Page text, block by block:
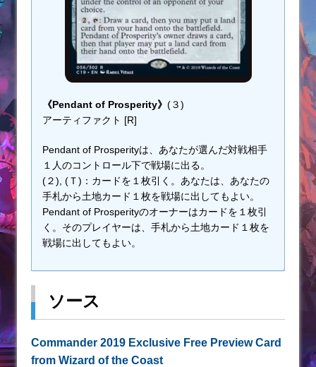
《Pendant of Prosperity》 (３)
アーティファクト [R]
Pendant of Prosperityは、あなたが選んだ対戦相手
１人のコントロール下で戦場に出る。
(２), (Ｔ)：カードを１枚引く。あなたは、あなたの
手札から土地カード１枚を戦場に出してもよい。
Pendant of Prosperityのオーナーはカードを１枚引
く。そのプレイヤーは、手札から土地カード１枚を
戦場に出してもよい。
ソース
Commander 2019 Exclusive Free Preview Card
from Wizard of the Coast